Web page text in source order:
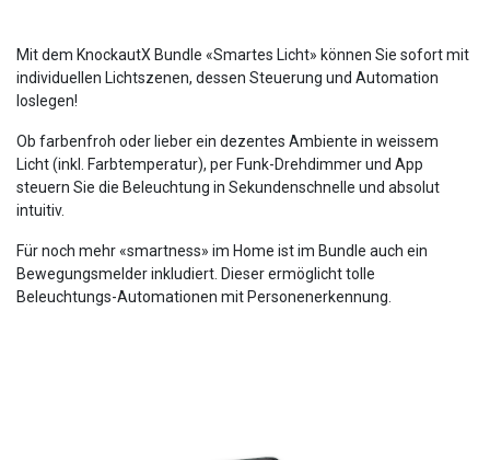
Mit dem KnockautX Bundle «Smartes Licht» können Sie sofort mit
individuellen Lichtszenen, dessen Steuerung und Automation
loslegen!
Ob farbenfroh oder lieber ein dezentes Ambiente in weissem
Licht (inkl. Farbtemperatur), per Funk-Drehdimmer und App
steuern Sie die Beleuchtung in Sekundenschnelle und absolut
intuitiv.
Für noch mehr«smartness» im Home ist im Bundle auch ein
Bewegungsmelder inkludiert. Dieser ermöglicht tolle
Beleuchtungs-Automationen mit Personenerkennung.